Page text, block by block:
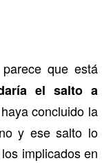
parece que está
el salto a
concluido la
y ese salto lo
implicados en